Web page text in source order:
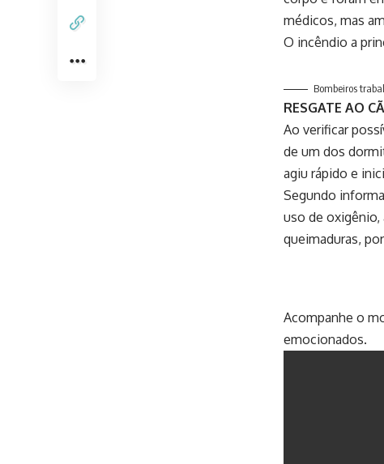
médicos, mas
O incêndio a
Bombeiros
RESGATE AO
Ao verificar
de um dos
agiu rápido e
Segundo
uso de
queimaduras,
Acompanhe o
emocionados.